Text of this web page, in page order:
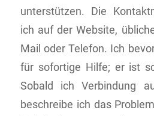
unterstützen. Die
ich auf der Website,
Mail oder Telefon. Ich
für sofortige Hilfe; er ist
Sobald ich Verbindung
beschreibe ich das